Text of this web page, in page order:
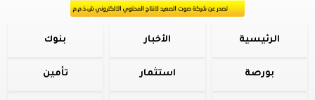
الرئيسية الأخبار بنوك
بورصة استثمار تأمين